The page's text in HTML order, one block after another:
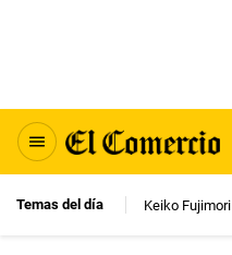
Temas del día Keiko Fujimori